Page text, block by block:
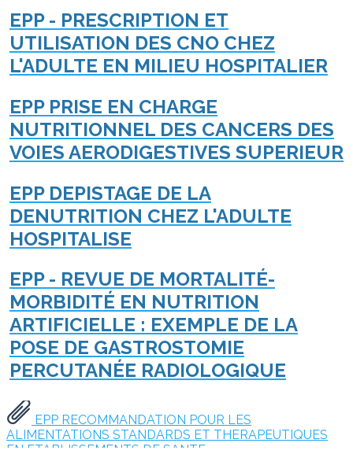
EPP - PRESCRIPTION ET
UTILISATION DES CNO CHEZ
L'ADULTE EN MILIEU HOSPITALIER
EPP PRISE EN CHARGE
NUTRITIONNEL DES CANCERS DES
VOIES AERODIGESTIVES SUPERIEUR
EPP DEPISTAGE DE LA
DENUTRITION CHEZ L'ADULTE
HOSPITALISE
EPP - REVUE DE MORTALITÉ-
MORBIDITÉ EN NUTRITION
ARTIFICIELLE : EXEMPLE DE LA
POSE DE GASTROSTOMIE
PERCUTANÉE RADIOLOGIQUE
EPP RECOMMANDATION POUR LES
ALIMENTATIONS STANDARDS ET THERAPEUTIQUES
EN ETABLISSEMENTS DE SANTE